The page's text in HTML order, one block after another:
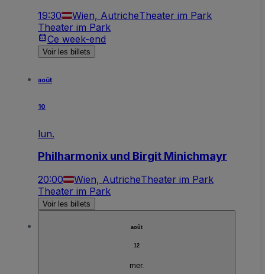
19:30 Wien, AutricheTheater im Park
Theater im Park
Ce week-end
Voir les billets
août
10
lun.
Philharmonix und Birgit Minichmayr
20:00 Wien, AutricheTheater im Park
Theater im Park
Voir les billets
août
12
mer.